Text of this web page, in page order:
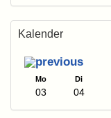
Kalender
Mo Di
03 04